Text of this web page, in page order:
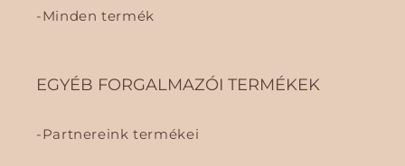
Minden termék
EGYÉB FORGALMAZÓI TERMÉKEK
Partnereink termékei